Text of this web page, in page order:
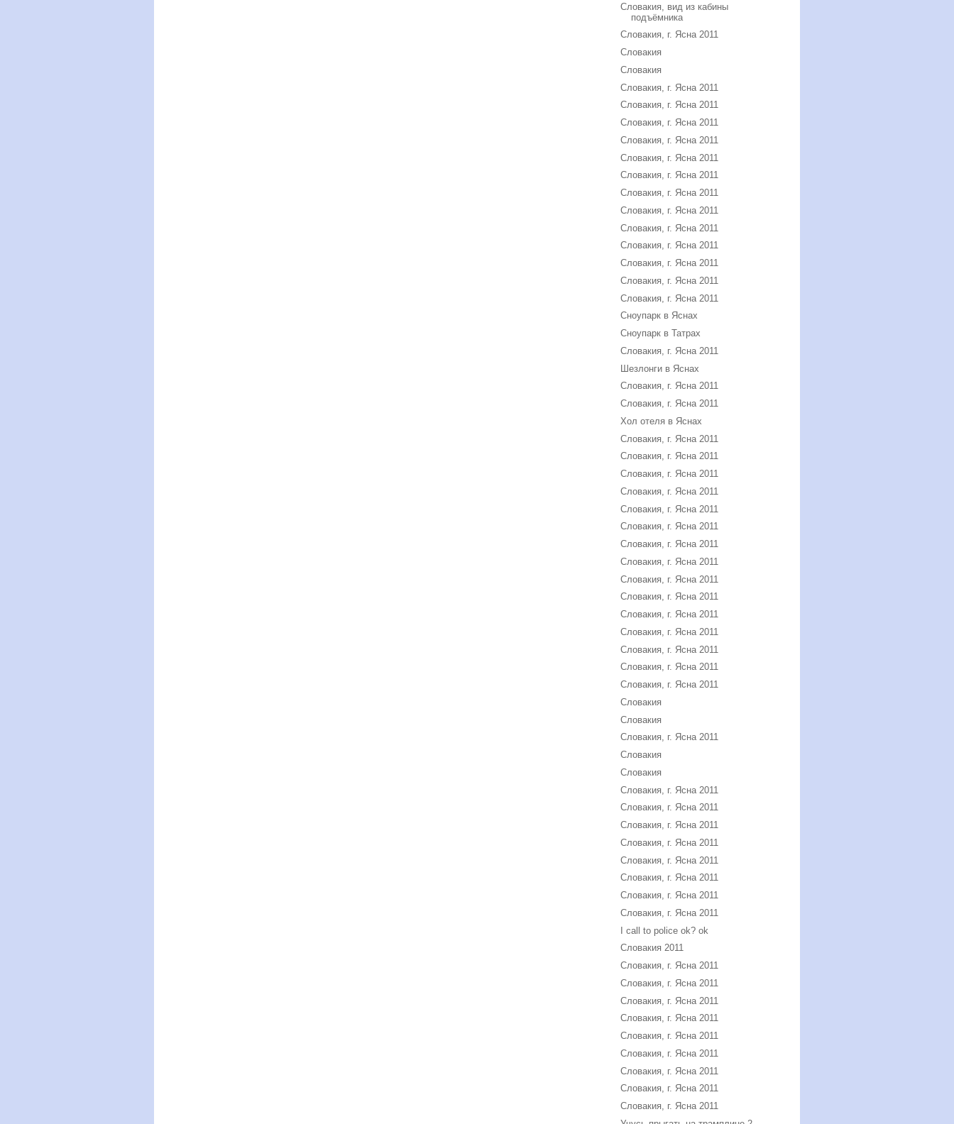
Словакия, вид из кабины
подъёмника
Словакия, г. Ясна 2011
Словакия
Словакия
Словакия, г. Ясна 2011
Словакия, г. Ясна 2011
Словакия, г. Ясна 2011
Словакия, г. Ясна 2011
Словакия, г. Ясна 2011
Словакия, г. Ясна 2011
Словакия, г. Ясна 2011
Словакия, г. Ясна 2011
Словакия, г. Ясна 2011
Словакия, г. Ясна 2011
Словакия, г. Ясна 2011
Словакия, г. Ясна 2011
Словакия, г. Ясна 2011
Сноупарк в Яснах
Сноупарк в Татрах
Словакия, г. Ясна 2011
Шезлонги в Яснах
Словакия, г. Ясна 2011
Словакия, г. Ясна 2011
Хол отеля в Яснах
Словакия, г. Ясна 2011
Словакия, г. Ясна 2011
Словакия, г. Ясна 2011
Словакия, г. Ясна 2011
Словакия, г. Ясна 2011
Словакия, г. Ясна 2011
Словакия, г. Ясна 2011
Словакия, г. Ясна 2011
Словакия, г. Ясна 2011
Словакия, г. Ясна 2011
Словакия, г. Ясна 2011
Словакия, г. Ясна 2011
Словакия, г. Ясна 2011
Словакия, г. Ясна 2011
Словакия, г. Ясна 2011
Словакия
Словакия
Словакия, г. Ясна 2011
Словакия
Словакия
Словакия, г. Ясна 2011
Словакия, г. Ясна 2011
Словакия, г. Ясна 2011
Словакия, г. Ясна 2011
Словакия, г. Ясна 2011
Словакия, г. Ясна 2011
Словакия, г. Ясна 2011
Словакия, г. Ясна 2011
I call to police ok? ok
Словакия 2011
Словакия, г. Ясна 2011
Словакия, г. Ясна 2011
Словакия, г. Ясна 2011
Словакия, г. Ясна 2011
Словакия, г. Ясна 2011
Словакия, г. Ясна 2011
Словакия, г. Ясна 2011
Словакия, г. Ясна 2011
Словакия, г. Ясна 2011